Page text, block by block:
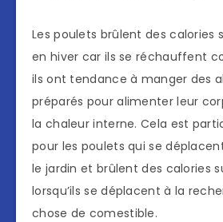
Les poulets brûlent des calories
en hiver car ils se réchauffent
ils ont tendance à manger des
préparés pour alimenter leur
la chaleur interne. Cela est
pour les poulets qui se
le jardin et brûlent des calories
lorsqu’ils se déplacent à la
chose de comestible.